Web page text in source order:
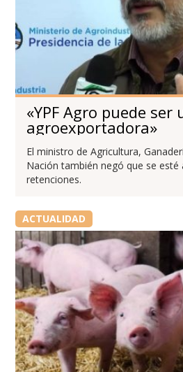
«YPF Agro puede ser
agroexportadora»
El ministro de Agricultura,
Nación también negó que se esté
retenciones.
ACTUALIDAD